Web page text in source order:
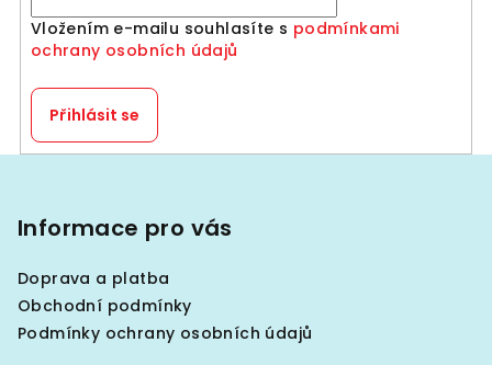
Vložením e-mailu souhlasíte s podmínkami
ochrany osobních údajů
Přihlásit se
Informace pro vás
Doprava a platba
Obchodní podmínky
Podmínky ochrany osobních údajů